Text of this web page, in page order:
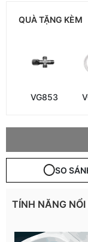
QUÀ TẶNG KÈM
VG853
SO
TÍNH NĂNG NỔI